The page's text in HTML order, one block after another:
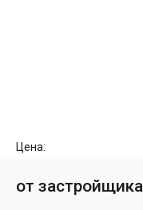
Цена:
от застройщика